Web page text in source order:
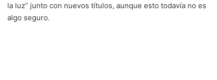
la luz” junto con nuevos títulos, aunque esto todavía no es
algo seguro.